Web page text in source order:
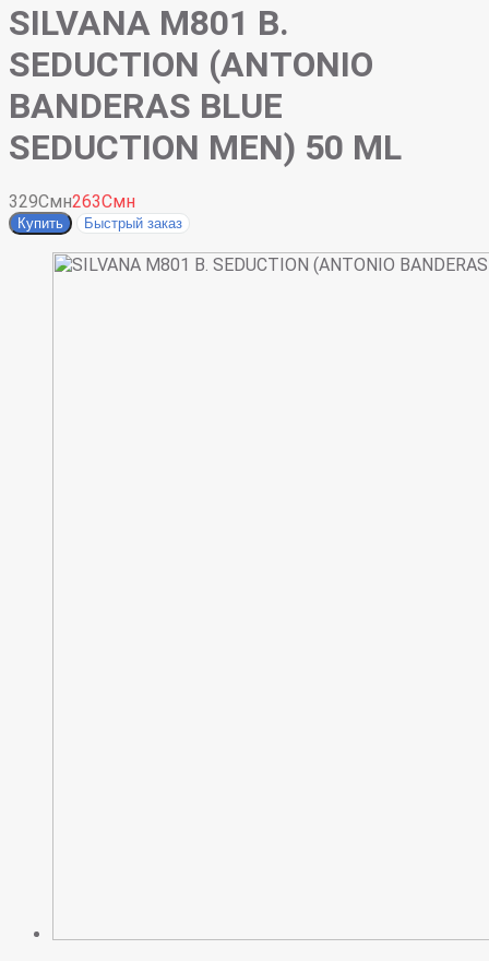
SILVANA M801 B.
SEDUCTION (ANTONIO
BANDERAS BLUE
SEDUCTION MEN) 50 ML
329Смн263Смн
Купить Быстрый заказ